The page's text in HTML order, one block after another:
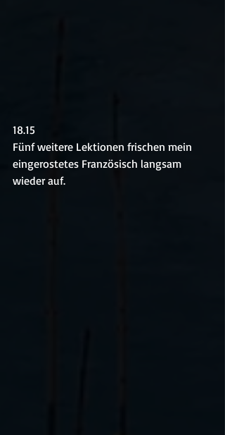
18.15
Fünf weitere Lektionen frischen mein
eingerostetes Französisch langsam
wieder auf.